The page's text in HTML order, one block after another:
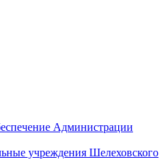
Администрации
учреждения Шелеховского